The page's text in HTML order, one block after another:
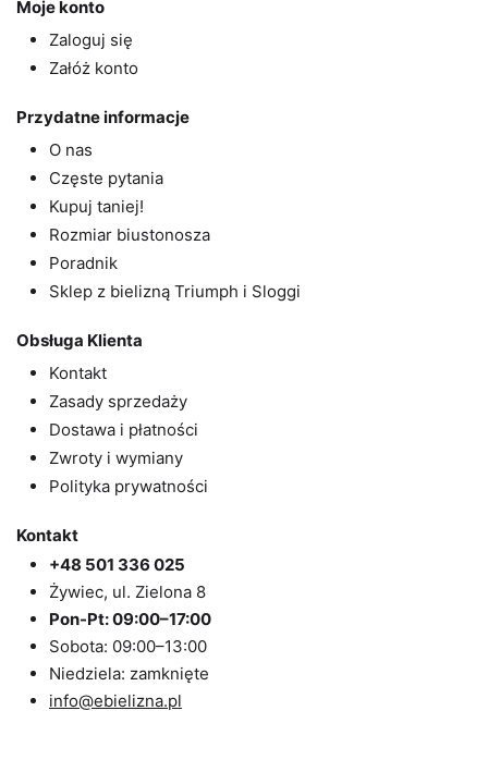
Moje konto
Zaloguj się
Załóż konto
Przydatne informacje
O nas
Częste pytania
Kupuj taniej!
Rozmiar biustonosza
Poradnik
Sklep z bielizną Triumph i Sloggi
Obsługa Klienta
Kontakt
Zasady sprzedaży
Dostawa i płatności
Zwroty i wymiany
Polityka prywatności
Kontakt
+48 501 336 025
Żywiec, ul. Zielona 8
Pon-Pt: 09:00–17:00
Sobota: 09:00–13:00
Niedziela: zamknięte
info@ebielizna.pl